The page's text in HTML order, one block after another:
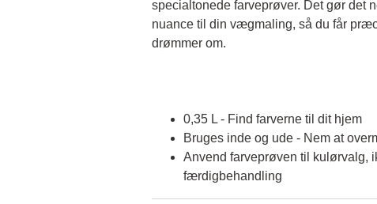
specialtonede farveprøver. Det gør det
nuance til din vægmaling, så du får
drømmer om.
0,35 L - Find farverne til dit hjem
Bruges inde og ude - Nem at
Anvend farveprøven til kulørvalg,
færdigbehandling